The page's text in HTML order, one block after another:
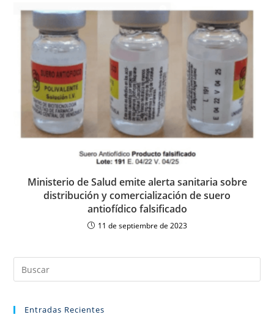
Ministerio de Salud emite alerta sanitaria sobre
distribución y comercialización de suero
antiofídico falsificado
11 de septiembre de 2023
Entradas Recientes